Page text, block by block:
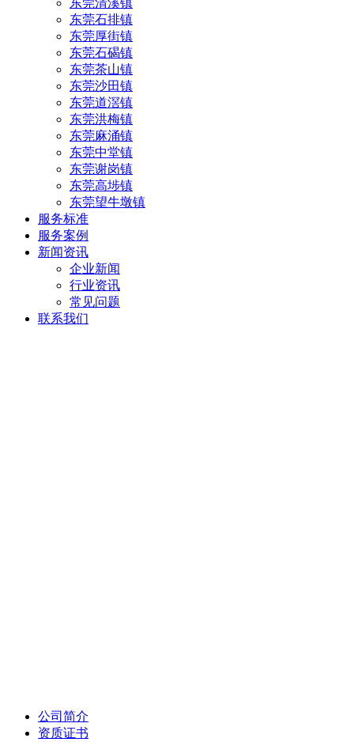
东莞清溪镇
东莞石排镇
东莞厚街镇
东莞石碣镇
东莞茶山镇
东莞沙田镇
东莞道滘镇
东莞洪梅镇
东莞麻涌镇
东莞中堂镇
东莞谢岗镇
东莞高埗镇
东莞望牛墩镇
服务标准
服务案例
新闻资讯
企业新闻
行业资讯
常见问题
联系我们
公司简介
资质证书